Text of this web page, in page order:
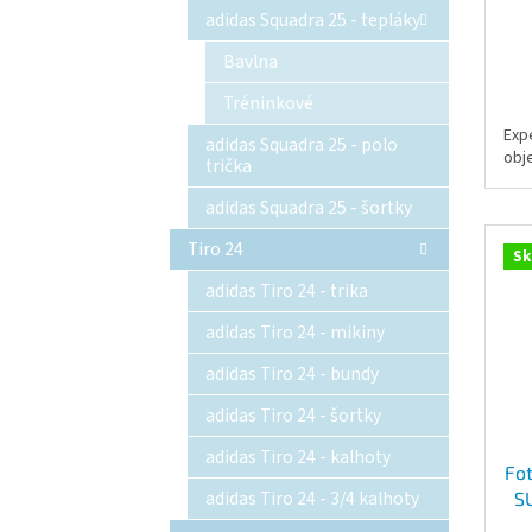
adidas Squadra 25 - tepláky
Bavlna
Tréninkové
adidas Squadra 25 - polo
trička
adidas Squadra 25 - šortky
Tiro 24
adidas Tiro 24 - trika
adidas Tiro 24 - mikiny
adidas Tiro 24 - bundy
adidas Tiro 24 - šortky
adidas Tiro 24 - kalhoty
adidas Tiro 24 - 3/4 kalhoty